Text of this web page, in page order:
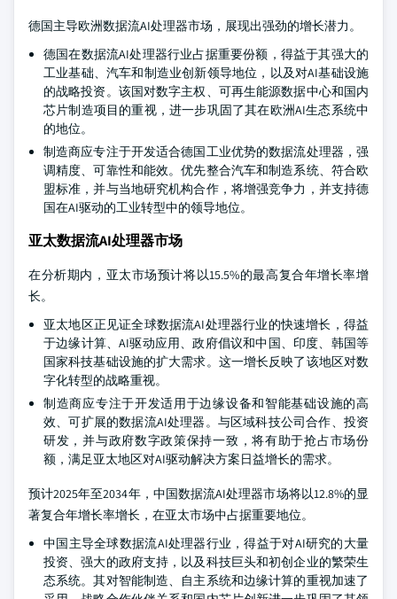
德国主导欧洲数据流AI处理器市场，展现出强劲的增长潜力。
德国在数据流AI处理器行业占据重要份额，得益于其强大的
工业基础、汽车和制造业创新领导地位，以及对AI基础设施
的战略投资。该国对数字主权、可再生能源数据中心和国内
芯片制造项目的重视，进一步巩固了其在欧洲AI生态系统中
的地位。
制造商应专注于开发适合德国工业优势的数据流处理器，强
调精度、可靠性和能效。优先整合汽车和制造系统、符合欧
盟标准，并与当地研究机构合作，将增强竞争力，并支持德
国在AI驱动的工业转型中的领导地位。
亚太数据流AI处理器市场
在分析期内，亚太市场预计将以15.5%的最高复合年增长率增
长。
亚太地区正见证全球数据流AI处理器行业的快速增长，得益
于边缘计算、AI驱动应用、政府倡议和中国、印度、韩国等
国家科技基础设施的扩大需求。这一增长反映了该地区对数
字化转型的战略重视。
制造商应专注于开发适用于边缘设备和智能基础设施的高
效、可扩展的数据流AI处理器。与区域科技公司合作、投资
研发，并与政府数字政策保持一致，将有助于抢占市场份
额，满足亚太地区对AI驱动解决方案日益增长的需求。
预计2025年至2034年，中国数据流AI处理器市场将以12.8%的显
著复合年增长率增长，在亚太市场中占据重要地位。
中国主导全球数据流AI处理器行业，得益于对AI研究的大量
投资、强大的政府支持，以及科技巨头和初创企业的繁荣生
态系统。其对智能制造、自主系统和边缘计算的重视加速了